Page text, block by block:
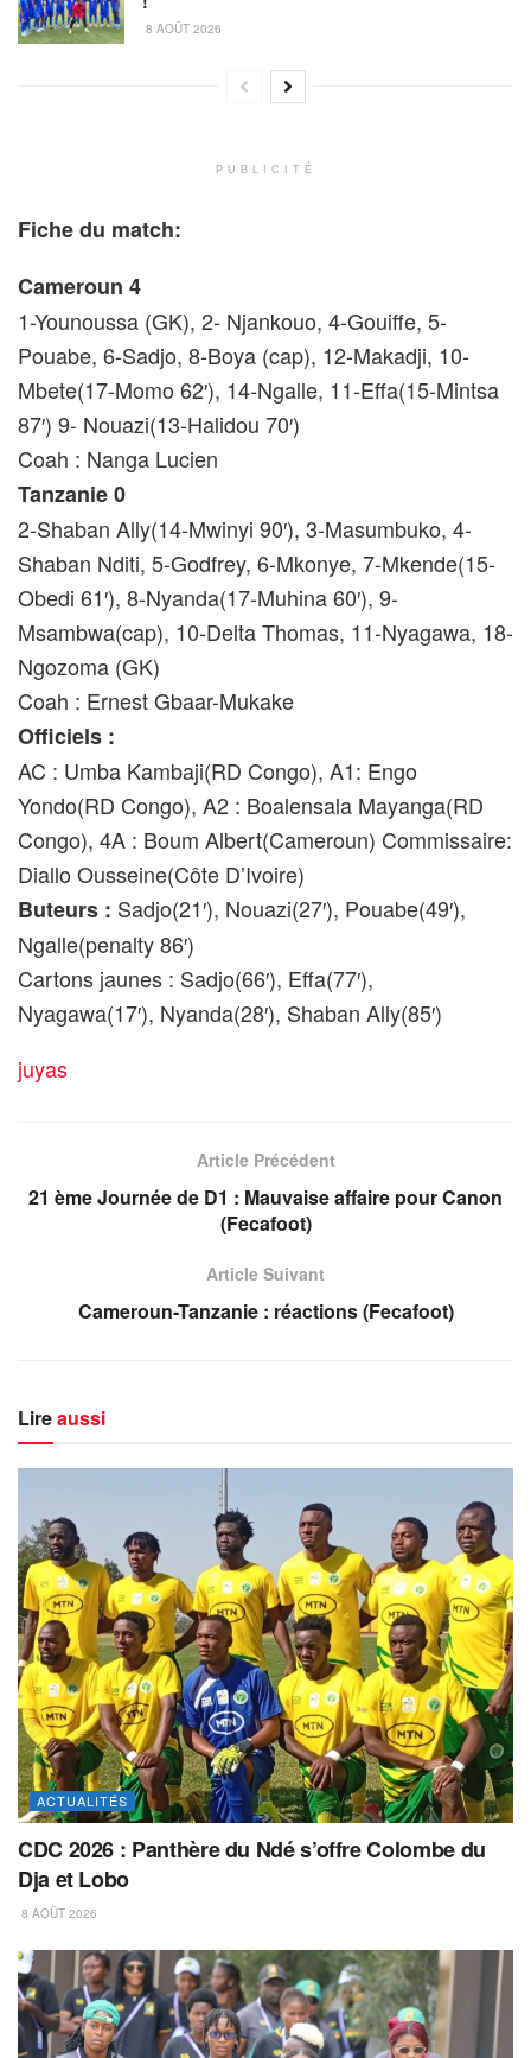
8 AOÛT 2026
PUBLICITÉ
Fiche du match:
Cameroun 4
1-Younoussa (GK), 2- Njankouo, 4-Gouiffe, 5-
Pouabe, 6-Sadjo, 8-Boya (cap), 12-Makadji, 10-
Mbete(17-Momo 62′), 14-Ngalle, 11-Effa(15-Mintsa
87′) 9- Nouazi(13-Halidou 70′)
Coah : Nanga Lucien
Tanzanie 0
2-Shaban Ally(14-Mwinyi 90′), 3-Masumbuko, 4-
Shaban Nditi, 5-Godfrey, 6-Mkonye, 7-Mkende(15-
Obedi 61′), 8-Nyanda(17-Muhina 60′), 9-
Msambwa(cap), 10-Delta Thomas, 11-Nyagawa, 18-
Ngozoma (GK)
Coah : Ernest Gbaar-Mukake
Officiels :
AC : Umba Kambaji(RD Congo), A1: Engo
Yondo(RD Congo), A2 : Boalensala Mayanga(RD
Congo), 4A : Boum Albert(Cameroun) Commissaire:
Diallo Ousseine(Côte D’Ivoire)
Buteurs : Sadjo(21′), Nouazi(27′), Pouabe(49′),
Ngalle(penalty 86′)
Cartons jaunes : Sadjo(66′), Effa(77′),
Nyagawa(17′), Nyanda(28′), Shaban Ally(85′)
juyas
Article Précédent
21 ème Journée de D1 : Mauvaise affaire pour Canon
(Fecafoot)
Article Suivant
Cameroun-Tanzanie : réactions (Fecafoot)
Lireaussi
ACTUALITÉS
CDC 2026 : Panthère du Ndé s’offre Colombe du
Dja et Lobo
8 AOÛT 2026